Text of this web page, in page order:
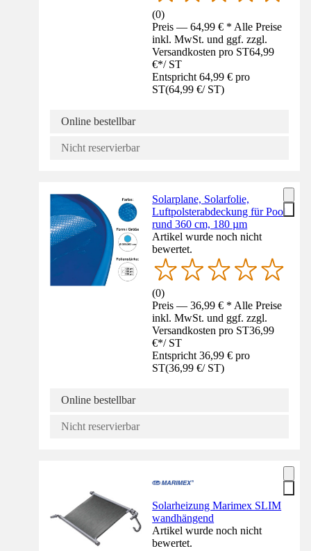
(0)
Preis — 64,99 € * Alle Preise
inkl. MwSt. und ggf. zzgl.
Versandkosten pro ST64,99
€*/ ST
Entspricht 64,99 € pro
ST(64,99 €/ ST)
Online bestellbar
Nicht reservierbar
Solarplane, Solarfolie,
Luftpolsterabdeckung für Pool
rund 360 cm, 180 µm
Artikel wurde noch nicht
bewertet.
(0)
Preis — 36,99 € * Alle Preise
inkl. MwSt. und ggf. zzgl.
Versandkosten pro ST36,99
€*/ ST
Entspricht 36,99 € pro
ST(36,99 €/ ST)
Online bestellbar
Nicht reservierbar
Solarheizung Marimex SLIM
wandhängend
Artikel wurde noch nicht
bewertet.